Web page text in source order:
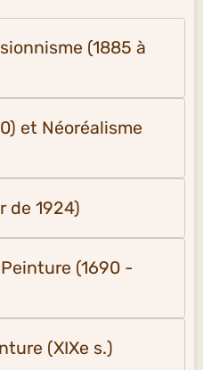
(1885 à
et Néoréalisme
de 1924)
(1690 -
(XIXe s.)